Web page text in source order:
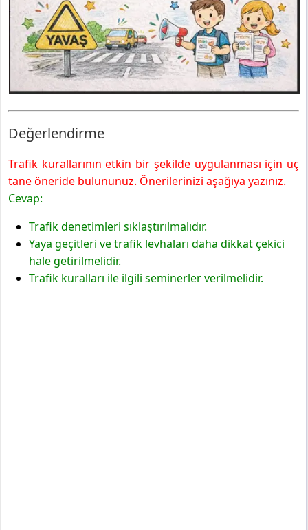
Değerlendirme
Trafik kurallarının etkin bir şekilde uygulanması için üç
tane öneride bulununuz. Önerilerinizi aşağıya yazınız.
Cevap:
Trafik denetimleri sıklaştırılmalıdır.
Yaya geçitleri ve trafik levhaları daha dikkat çekici
hale getirilmelidir.
Trafik kuralları ile ilgili seminerler verilmelidir.